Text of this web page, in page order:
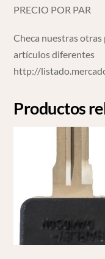
PRECIO POR PAR
Checa nuestras
artículos diferentes
http://
Productos